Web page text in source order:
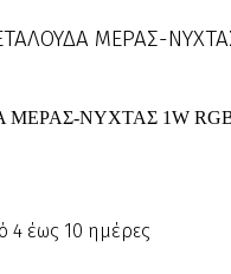
ΜΕΡΑΣ-
ΝΥΧΤΑΣ 1W RGB
4 έως 10 ημέρες